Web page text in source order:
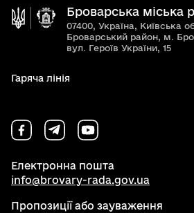
Броварська міська
07400, Україна, Київська
Броварський район, м.
вул. Героїв України, 15
Гаряча лінія
Електронна пошта
info@brovary-rada.gov.ua
Пропозиції або зауваження